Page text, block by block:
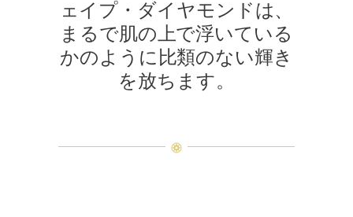
ェイプ・ダイヤモンドは、
まるで肌の上で浮いている
かのように比類のない輝き
を放ちます。